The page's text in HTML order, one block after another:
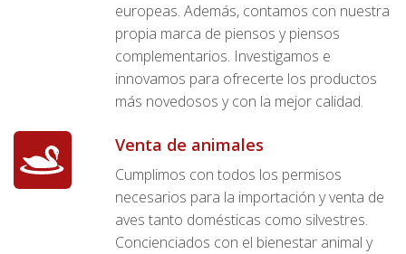
europeas. Además, contamos con nuestra
propia marca de piensos y piensos
complementarios. Investigamos e
innovamos para ofrecerte los productos
más novedosos y con la mejor calidad.
Venta de animales
Cumplimos con todos los permisos
necesarios para la importación y venta de
aves tanto domésticas como silvestres.
Concienciados con el bienestar animal y